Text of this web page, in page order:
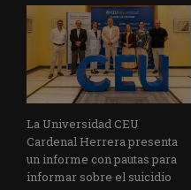
La Universidad CEU
Cardenal Herrera presenta
un informe con pautas para
informar sobre el suicidio